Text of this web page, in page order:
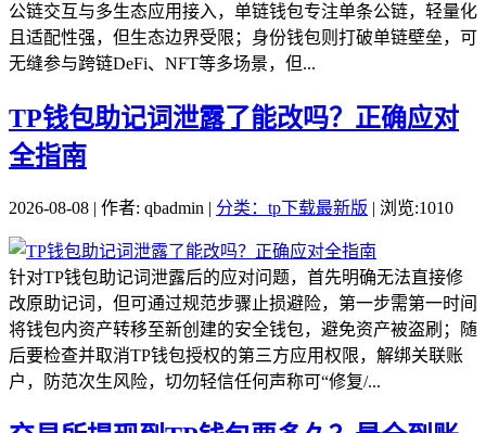
公链交互与多生态应用接入，单链钱包专注单条公链，轻量化
且适配性强，但生态边界受限；身份钱包则打破单链壁垒，可
无缝参与跨链DeFi、NFT等多场景，但...
TP钱包助记词泄露了能改吗？正确应对
全指南
2026-08-08 | 作者: qbadmin | 分类：tp下载最新版 | 浏览:1010
针对TP钱包助记词泄露后的应对问题，首先明确无法直接修
改原助记词，但可通过规范步骤止损避险，第一步需第一时间
将钱包内资产转移至新创建的安全钱包，避免资产被盗刷；随
后要检查并取消TP钱包授权的第三方应用权限，解绑关联账
户，防范次生风险，切勿轻信任何声称可“修复/...